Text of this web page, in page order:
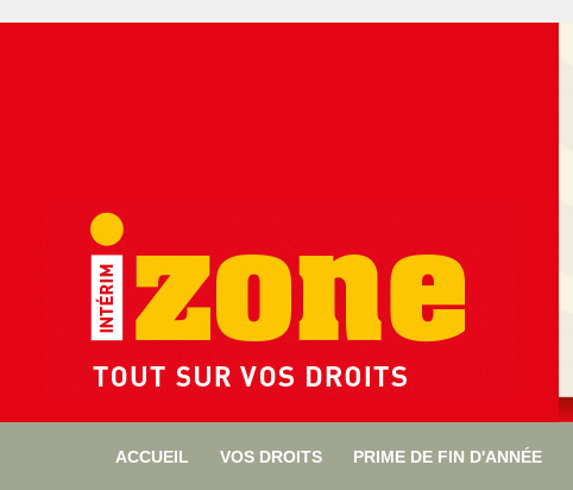
ACCUEIL VOS DROITS PRIME DE FIN D'ANNÉE